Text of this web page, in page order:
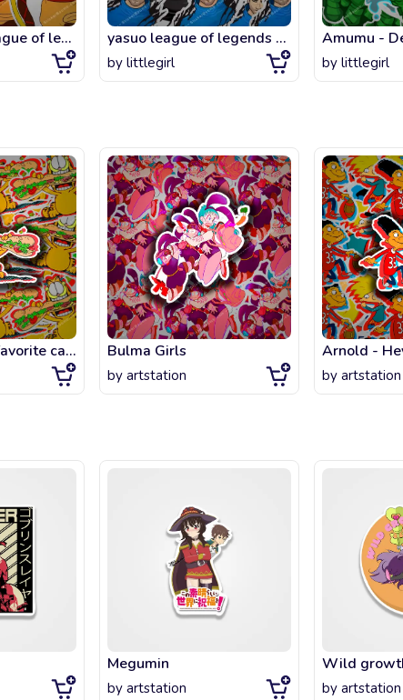
Lee sin from League of legends as Pepe the frog Sticker yasuo league of legends Sticker
by littlegirl by littlegirl
Garfield - Your favorite cat is hungry! Bulma Girls
by artstation
Arnold -
by artstation
Megumin
by artstation
Wild
by artstation